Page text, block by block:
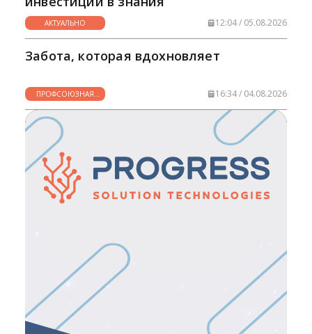
АКТУАЛЬНО 12:04 / 05.08.2026
Забота, которая вдохновляет
ПРОФСОЮЗНАЯ
ЖИЗНЬ
16:34 / 04.08.2026